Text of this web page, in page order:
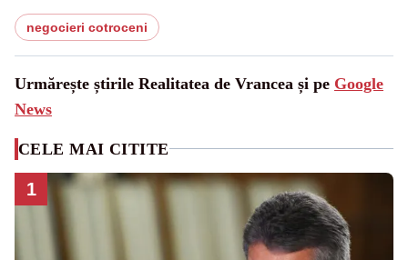
negocieri cotroceni
Urmărește știrile Realitatea de Vrancea și pe Google
News
CELE MAI CITITE
1